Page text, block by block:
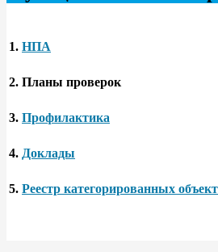
1. НПА
2. Планы проверок
3. Профилактика
4. Доклады
5. Реестр категорированных